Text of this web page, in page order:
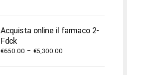
through
€3,000.00
Acquista online il farmaco 2-
Fdck
€650.00 – €5,300.00